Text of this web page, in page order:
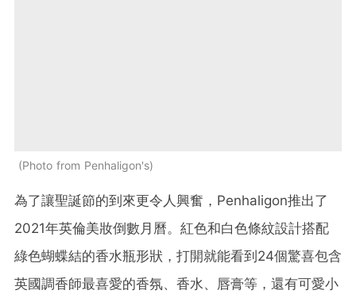
Photo from Penhaligon's
為了讓聖誕節的到來更令人興奮，Penhaligon推出了
2021年英倫美妝倒數月曆。紅色和白色條紋設計搭配
綠色蝴蝶結的香水瓶形狀，打開就能看到24個驚喜包含
英國調香師最喜愛的香氛、香水、唇膏等，還有可愛小